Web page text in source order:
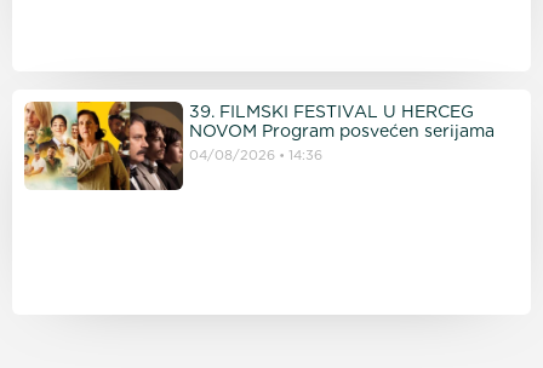
39. FILMSKI FESTIVAL U HERCEG
NOVOM Program posvećen serijama
04/08/2026 14:36